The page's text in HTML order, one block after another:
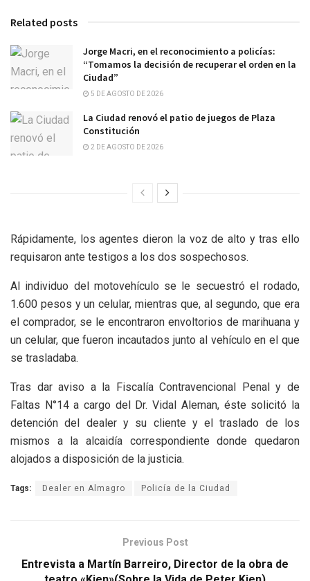
Related posts
Jorge Macri, en el reconocimiento a policías:
“Tomamos la decisión de recuperar el orden en la
Ciudad”
5 DE AGOSTO DE 2026
La Ciudad renovó el patio de juegos de Plaza
Constitución
2 DE AGOSTO DE 2026
Rápidamente, los agentes dieron la voz de alto y tras ello
requisaron ante testigos a los dos sospechosos.
Al individuo del motovehículo se le secuestró el rodado,
1.600 pesos y un celular, mientras que, al segundo, que era
el comprador, se le encontraron envoltorios de marihuana y
un celular, que fueron incautados junto al vehículo en el que
se trasladaba.
Tras dar aviso a la Fiscalía Contravencional Penal y de
Faltas N°14 a cargo del Dr. Vidal Aleman, éste solicitó la
detención del dealer y su cliente y el traslado de los
mismos a la alcaidía correspondiente donde quedaron
alojados a disposición de la justicia.
Tags: Dealer en Almagro Policía de la Ciudad
Previous Post
Entrevista a Martín Barreiro, Director de la obra de